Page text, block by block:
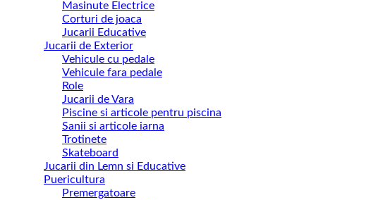
Masinute Electrice
Corturi de joaca
Jucarii Educative
Jucarii de Exterior
Vehicule cu pedale
Vehicule fara pedale
Role
Jucarii de Vara
Piscine si articole pentru piscina
Sanii si articole iarna
Trotinete
Skateboard
Jucarii din Lemn si Educative
Puericultura
Premergatoare